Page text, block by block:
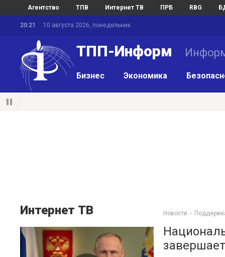
Агентство ТПВ Интернет ТВ ПРБ RBG
20:21 10 августа 2026, понедельник
ТПП-Информ
Бизнес Экономика
Интернет ТВ Новости